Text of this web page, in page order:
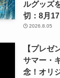
ルグッズ
切：8月17
2026.8.05
【プレゼ
サマー・
念！オリ